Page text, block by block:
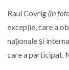
Raul Covrig (în
excepție, care a
naționale și
care a participat.